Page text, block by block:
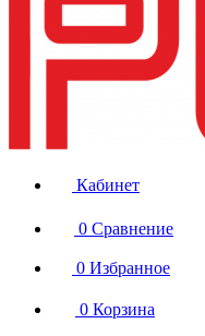
Кабинет
0 Сравнение
0 Избранное
0 Корзина